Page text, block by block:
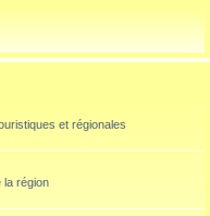
r
et régionales
la région